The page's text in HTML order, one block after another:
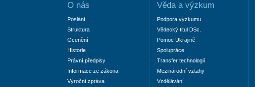
O nás
Poslání
Struktura
Ocenění
Historie
Právní předpisy
Informace ze zákona
Výroční zpráva
Věda a výzkum
Podpora výzkumu
Vědecký titul DSc.
Pomoc Ukrajině
Spolupráce
Transfer technologií
Mezinárodní vztahy
Vzdělávání